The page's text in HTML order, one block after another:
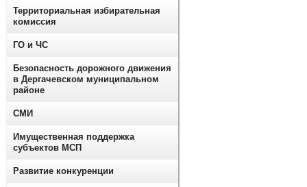
Территориальная избирательная
комиссия
ГО и ЧС
Безопасность дорожного движения
в Дергачевском муниципальном
районе
СМИ
Имущественная поддержка
субъектов МСП
Развитие конкуренции